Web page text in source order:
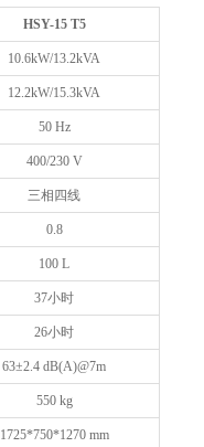
HSY-15 T5
10.6kW/13.2kVA
12.2kW/15.3kVA
50 Hz
400/230 V
三相四线
0.8
100 L
37小时
26小时
63±2.4 dB(A)@7m
550 kg
1725*750*1270 mm